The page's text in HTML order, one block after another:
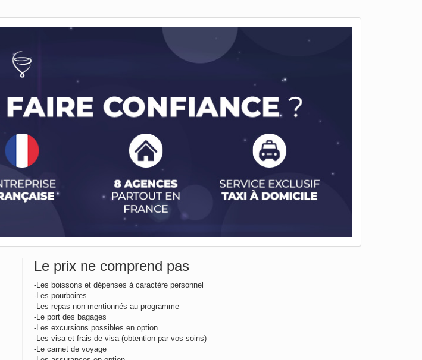
Le prix ne comprend pas
-Les boissons et dépenses à caractère personnel
-Les pourboires
-Les repas non mentionnés au programme
-Le port des bagages
-Les excursions possibles en option
-Les visa et frais de visa (obtention par vos soins)
-Le carnet de voyage